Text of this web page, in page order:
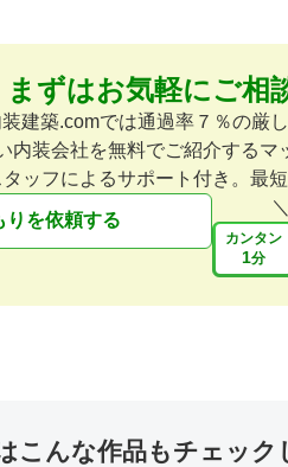
まずはお気軽にご相
装建築.comでは通過率７％の厳
内装会社を無料でご紹介するマ
ッフによるサポート付き。最
りを依頼する
カンタン
1分
こんな作品もチェック